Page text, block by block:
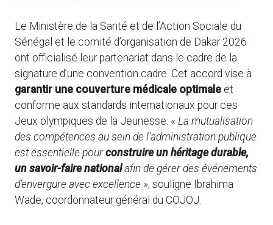
Le Ministère de la Santé et de l’Action Sociale du
Sénégal et le comité d’organisation de Dakar 2026
ont officialisé leur partenariat dans le cadre de la
signature d’une convention cadre. Cet accord vise à
garantir une couverture médicale optimale et
conforme aux standards internationaux pour ces
Jeux olympiques de la Jeunesse. « La mutualisation
des compétences au sein de l’administration publique
est essentielle pourconstruire un héritage durable,
un savoir-faire nationalafin de gérer des événements
d’envergure avec excellence », souligne Ibrahima
Wade, coordonnateur général du COJOJ.